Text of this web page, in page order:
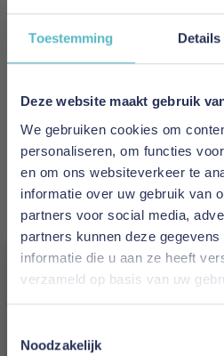
Toestemming Details
Deze website maakt gebruik
We gebruiken cookies om
personaliseren, om functies
en om ons websiteverkeer te
informatie over uw gebruik van
partners voor social media,
partners kunnen deze
informatie die u aan ze heeft
verzameld op basis van uw
Noodzakelijk
Meer
Merk
Innovation Living
EAN
5700110891691
Prijs
€ 1.737,00
Levertijd